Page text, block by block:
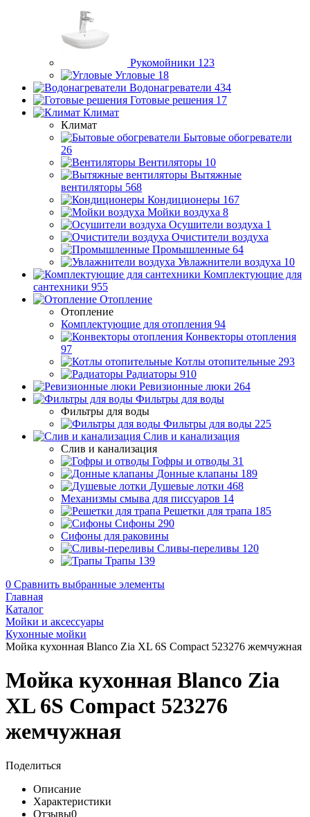
Рукомойники 123
Угловые 18
Водонагреватели 434
Готовые решения 17
Климат
Климат
Бытовые обогреватели
26
Вентиляторы 10
Вытяжные
вентиляторы 568
Кондиционеры 167
Мойки воздуха 8
Осушители воздуха 1
Очистители воздуха
Промышленные 64
Увлажнители воздуха 10
Комплектующие для
сантехники 955
Отопление
Отопление
Комплектующие для отопления 94
Конвекторы отопления
97
Котлы отопительные 293
Радиаторы 910
Ревизионные люки 264
Фильтры для воды
Фильтры для воды
Фильтры для воды 225
Слив и канализация
Слив и канализация
Гофры и отводы 31
Донные клапаны 189
Душевые лотки 468
Механизмы смыва для писсуаров 14
Решетки для трапа 185
Сифоны 290
Сифоны для раковины
Сливы-переливы 120
Трапы 139
0 Сравнить выбранные элементы
Главная
Каталог
Мойки и аксессуары
Кухонные мойки
Мойка кухонная Blanco Zia XL 6S Compact 523276 жемчужная
Мойка кухонная Blanco Zia
XL 6S Compact 523276
жемчужная
Поделиться
Описание
Характеристики
Отзывы0